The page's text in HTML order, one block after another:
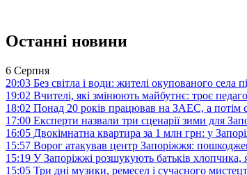
Останні новини
6 Серпня
20:03 Без світла і води: жителі окупованого
19:02 Вчителі, які змінюють майбутнє: троє
18:02 Понад 20 років працював на ЗАЕС, а потім
17:00 Експерти назвали три сценарії зими для
16:05 Двокімнатна квартира за 1 млн грн: у
15:57 Ворог атакував центр Запоріжжя:
15:19 У Запоріжжі розшукують батьків
15:05 Три дні музики, ремесел і сучасного